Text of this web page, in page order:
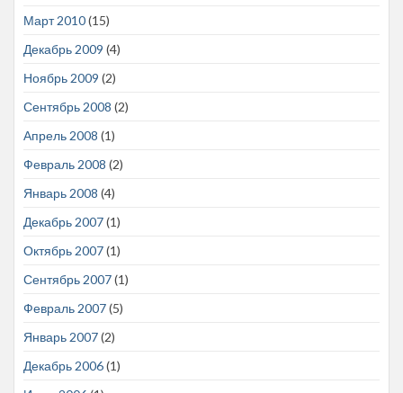
Март 2010(15)
Декабрь 2009 (4)
Ноябрь 2009 (2)
Сентябрь 2008 (2)
Апрель 2008 (1)
Февраль 2008 (2)
Январь 2008 (4)
Декабрь 2007(1)
Октябрь 2007(1)
Сентябрь 2007(1)
Февраль 2007(5)
Январь 2007(2)
Декабрь 2006(1)